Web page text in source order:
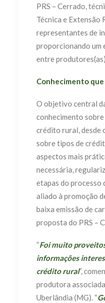
PRS – Cerrado,
Técnica e Extensão
representantes de
proporcionando um
entre
Conhecimento
O objetivo central
conhecimento sobre
crédito rural, desde
sobre tipos de
aspectos mais
necessária,
etapas do processo
aliado à promoção
baixa emissão de
proposta do PRS –
“Foi muito
informações
crédito rural”,
produtora
Uberlândia (MG). “